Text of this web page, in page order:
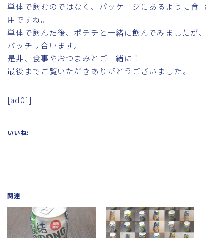
単体で飲むのではなく、パッケージにあるように食事
用ですね。
単体で飲んだ後、ポテチと一緒に飲んでみましたが、
バッチリ合います。
是非、食事やおつまみとご一緒に！
最後までご覧いただきありがとうございました。
[ad01]
いいね:
関連